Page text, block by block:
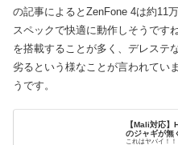
の記事によるとZenFone 4は約11
スペックで快適に動作しそうです
を搭載することが多く、デレステ
劣るという様なことが言われてい
うです。
【Mali対応
のジャギが無
これはヤバイ！